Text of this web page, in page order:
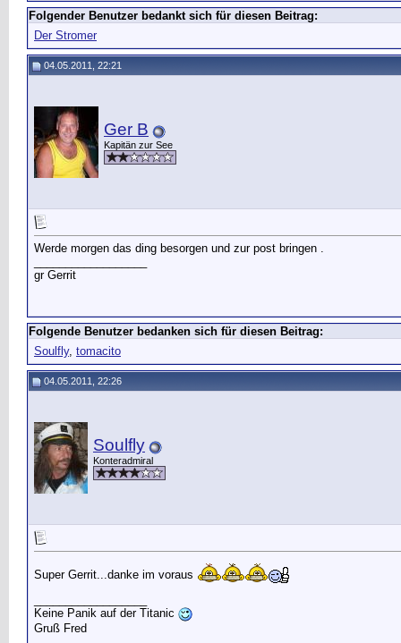
Folgender Benutzer bedankt sich für diesen Beitrag:
Der Stromer
04.05.2011, 22:21
Ger B
Kapitän zur See
Werde morgen das ding besorgen und zur post bringen .
gr Gerrit
Folgende Benutzer bedanken sich für diesen Beitrag:
Soulfly, tomacito
04.05.2011, 22:26
Soulfly
Konteradmiral
Super Gerrit...danke im voraus
Keine Panik auf der Titanic
Gruß Fred